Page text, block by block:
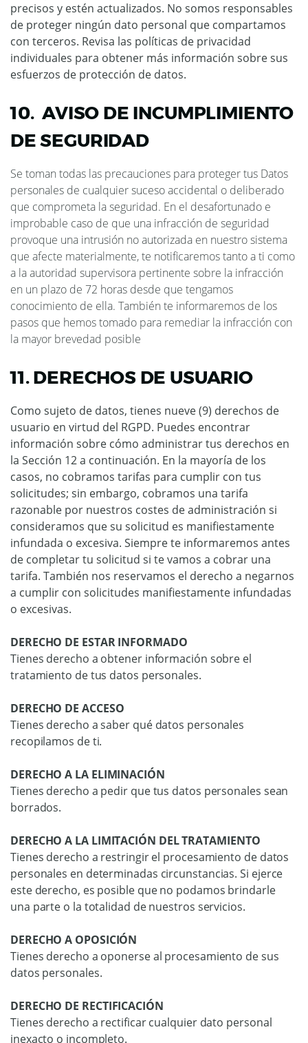
precisos y estén actualizados. No somos responsables
de proteger ningún dato personal que compartamos
con terceros. Revisa las políticas de privacidad
individuales para obtener más información sobre sus
esfuerzos de protección de datos.
10. AVISO DE INCUMPLIMIENTO
DE SEGURIDAD
Se toman todas las precauciones para proteger tus Datos
personales de cualquier suceso accidental o deliberado
que comprometa la seguridad. En el desafortunado e
improbable caso de que una infracción de seguridad
provoque una intrusión no autorizada en nuestro sistema
que afecte materialmente, te notificaremos tanto a ti como
a la autoridad supervisora ​​pertinente sobre la infracción
en un plazo de 72 horas desde que tengamos
conocimiento de ella. También te informaremos de los
pasos que hemos tomado para remediar la infracción con
la mayor brevedad posible
11. DERECHOS DE USUARIO
Como sujeto de datos, tienes nueve (9) derechos de
usuario en virtud del RGPD. Puedes encontrar
información sobre cómo administrar tus derechos en
la Sección 12 a continuación. En la mayoría de los
casos, no cobramos tarifas para cumplir con tus
solicitudes; sin embargo, cobramos una tarifa
razonable por nuestros costes de administración si
consideramos que su solicitud es manifiestamente
infundada o excesiva. Siempre te informaremos antes
de completar tu solicitud si te vamos a cobrar una
tarifa. También nos reservamos el derecho a negarnos
a cumplir con solicitudes manifiestamente infundadas
o excesivas.
DERECHO DE ESTAR INFORMADO
Tienes derecho a obtener información sobre el
tratamiento de tus datos personales.
DERECHO DE ACCESO
Tienes derecho a saber qué datos personales
recopilamos de ti.
DERECHO A LA ELIMINACIÓN
Tienes derecho a pedir que tus datos personales sean
borrados.
DERECHO A LA LIMITACIÓN DEL TRATAMIENTO
Tienes derecho a restringir el procesamiento de datos
personales en determinadas circunstancias. Si ejerce
este derecho, es posible que no podamos brindarle
una parte o la totalidad de nuestros servicios.
DERECHO A OPOSICIÓN
Tienes derecho a oponerse al procesamiento de sus
datos personales.
DERECHO DE RECTIFICACIÓN
Tienes derecho a rectificar cualquier dato personal
inexacto o incompleto.